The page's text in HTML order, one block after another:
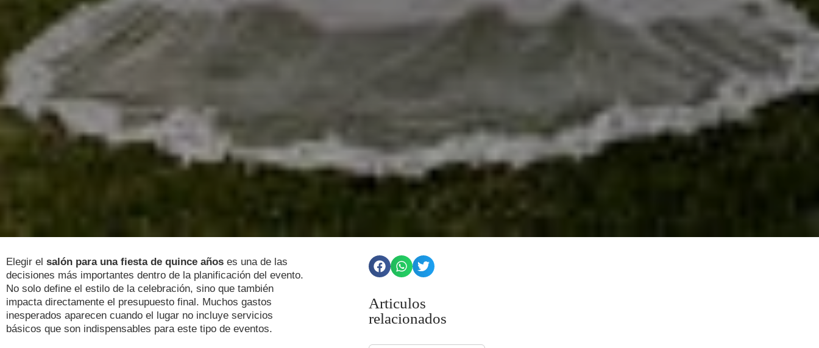
Elegir el salón para una fiesta de quince años es una de las
decisiones más importantes dentro de la planificación del evento.
No solo define el estilo de la celebración, sino que también
impacta directamente el presupuesto final. Muchos gastos
inesperados aparecen cuando el lugar no incluye servicios
básicos que son indispensables para este tipo de eventos.
Articulos
relacionados